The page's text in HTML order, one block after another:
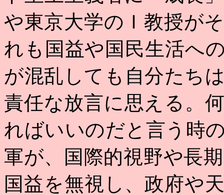
や東京大学のＩ教授が
れも国益や国民生活へ
が混乱しても自分たち
責任な放言に思える。
ればいいのだと言う時
軍が、国際的視野や長
国益を無視し、政府や